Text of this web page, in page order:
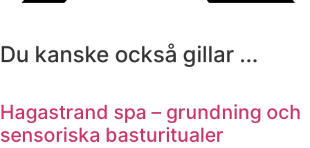
Du kanske också gillar ...
Hagastrand spa – grundning och
sensoriska basturitualer